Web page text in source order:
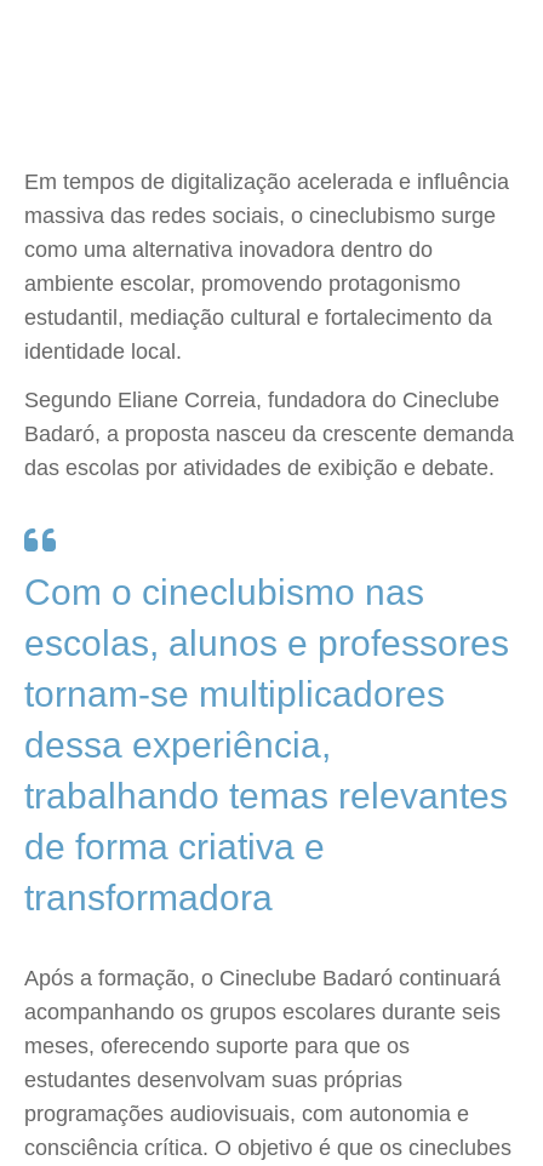
Em tempos de digitalização acelerada e influência
massiva das redes sociais, o cineclubismo surge
como uma alternativa inovadora dentro do
ambiente escolar, promovendo protagonismo
estudantil, mediação cultural e fortalecimento da
identidade local.
Segundo Eliane Correia, fundadora do Cineclube
Badaró, a proposta nasceu da crescente demanda
das escolas por atividades de exibição e debate.
Com o cineclubismo nas
escolas, alunos e professores
tornam-se multiplicadores
dessa experiência,
trabalhando temas relevantes
de forma criativa e
transformadora
Após a formação, o Cineclube Badaró continuará
acompanhando os grupos escolares durante seis
meses, oferecendo suporte para que os
estudantes desenvolvam suas próprias
programações audiovisuais, com autonomia e
consciência crítica. O objetivo é que os cineclubes